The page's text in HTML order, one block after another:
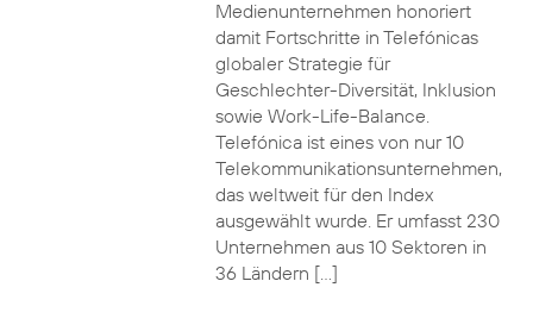
Medienunternehmen honoriert
damit Fortschritte in Telefónicas
globaler Strategie für
Geschlechter-Diversität, Inklusion
sowie Work-Life-Balance.
Telefónica ist eines von nur 10
Telekommunikationsunternehmen,
das weltweit für den Index
ausgewählt wurde. Er umfasst 230
Unternehmen aus 10 Sektoren in
36 Ländern […]